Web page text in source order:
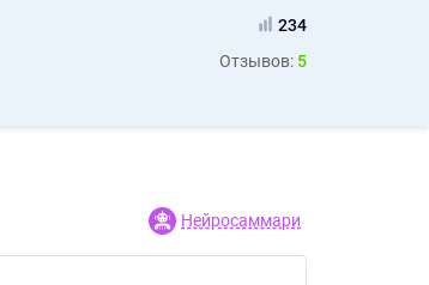
234
Отзывов: 5
Нейросаммари